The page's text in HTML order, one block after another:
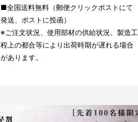
■全国送料無料（郵便クリックポストにて
発送、ポストに投函）
※ご注文状況、使用部材の供給状況、製造工
程上の都合等により出荷時期が遅れる場合
があります。